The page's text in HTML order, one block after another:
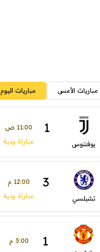
مباريات الأمس مباريات اليوم
يوفنتوس
1 11:00 ص
مباراة ودية
تشيلسي
3 12:00 م
مباراة ودية
1 3:00 م